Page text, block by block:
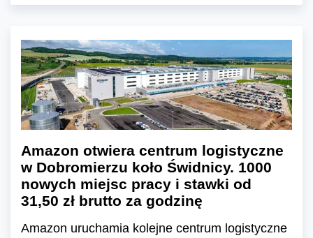
Amazon otwiera centrum logistyczne
w Dobromierzu koło Świdnicy. 1000
nowych miejsc pracy i stawki od
31,50 zł brutto za godzinę
Amazon uruchamia kolejne centrum logistyczne